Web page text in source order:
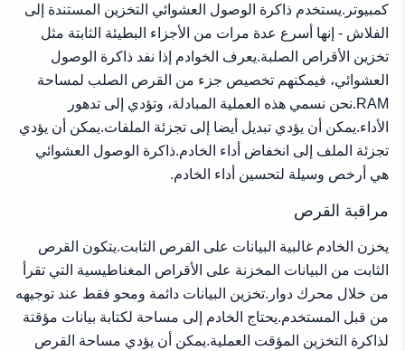
كمبيوتر.يستخدم ذاكرة الوصول العشوائي التخزين المستندة إلى
الفلاش - إنها أسرع عدة مرات من الأجزاء البطيئة الثابتة مثل
تخزين الأقراص الصلبة.يعرف الخوادم إذا نفد ذاكرة الوصول
العشوائي، فيمكنهم تخصيص جزء من القرص الصلب لمساحة
RAM.نحن نسمي هذه العملية المبادلة، وتؤدي إلى تدهور
الأداء.يمكن أن يؤدي تبديل أيضا إلى تجزئة الملفات.يمكن أن يؤدي
تجزئة الملف إلى انخفاض أداء الخادم.ذاكرة الوصول العشوائي
هي أرخص وسيلة لتحسين أداء الخادم.
مراقبة القرص
يخزن الخادم غالبية البيانات على القرص الثابت.يتكون القرص
الثابت من البيانات المخزنة على الأقراص المغناطيسية التي تقرأ
من خلال محرك دوار.تخزين البيانات دائمة ومحو فقط عند توجيهه
من قبل المستخدم.يحتاج الخادم إلى مساحة لكتابة بيانات مؤقتة
لذاكرة التخزين المؤقت العملية.يمكن أن يؤدي مساحة القرص